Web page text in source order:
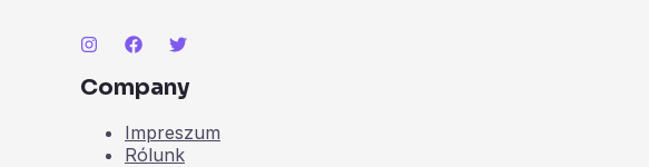
Company
Impreszum
Rólunk